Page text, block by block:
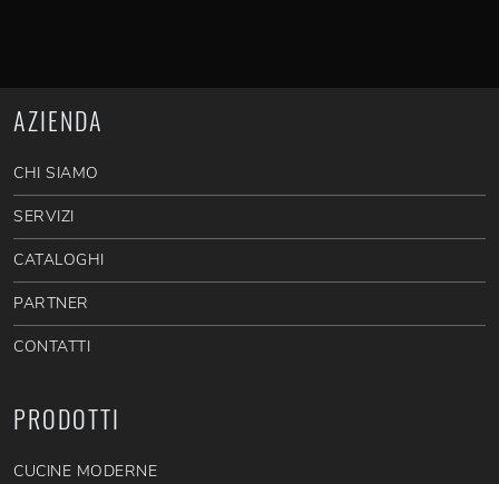
AZIENDA
CHI SIAMO
SERVIZI
CATALOGHI
PARTNER
CONTATTI
PRODOTTI
CUCINE MODERNE